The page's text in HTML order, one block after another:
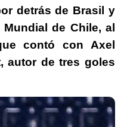
detrás de Brasil y
de Chile, al
contó con Axel
autor de tres goles